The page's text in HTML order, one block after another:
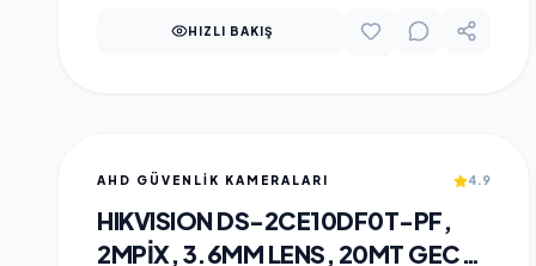
HIZLI BAKIŞ
AHD GÜVENLİK KAMERALARI 4.9
HIKVISION DS-2CE10DF0T-PF,
2MPIX, 3.6MM LENS, 20MT GECE